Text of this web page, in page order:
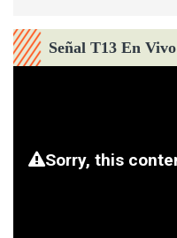
Señal T13 En Vivo